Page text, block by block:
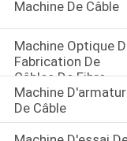
Machine De Câble
Machine Optique
Fabrication De
Câbles De Fibre
Machine
De Câble